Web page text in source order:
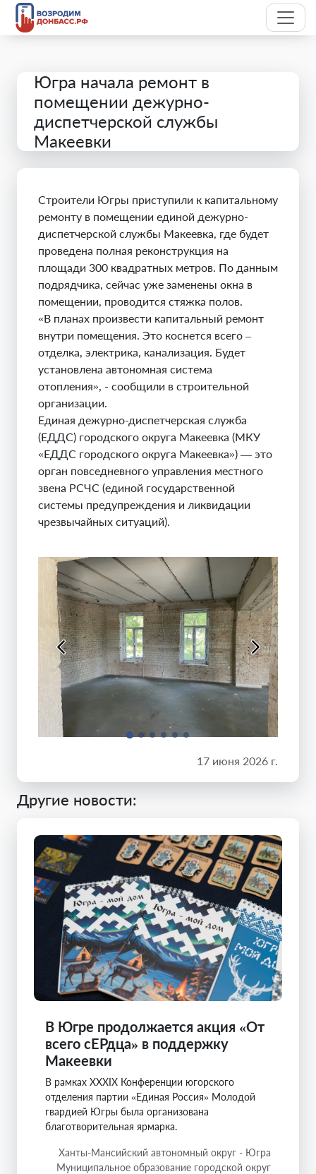
Югра начала ремонт в
помещении дежурно-
диспетчерской службы
Макеевки
Строители Югры приступили к капитальному
ремонту в помещении единой дежурно-
диспетчерской службы Макеевка, где будет
проведена полная реконструкция на
площади 300 квадратных метров. По данным
подрядчика, сейчас уже заменены окна в
помещении, проводится стяжка полов.
«В планах произвести капитальный ремонт
внутри помещения. Это коснется всего –
отделка, электрика, канализация. Будет
установлена автономная система
отопления», - сообщили в строительной
организации.
Единая дежурно-диспетчерская служба
(ЕДДС) городского округа Макеевка (МКУ
«ЕДДС городского округа Макеевка») — это
орган повседневного управления местного
звена РСЧС (единой государственной
системы предупреждения и ликвидации
чрезвычайных ситуаций).
17 июня 2026 г.
Другие новости:
В Югре продолжается акция «От
всего сЕРдца» в поддержку
Макеевки
В рамках XXXIX Конференции югорского
отделения партии «Единая Россия» Молодой
гвардией Югры была организована
благотворительная ярмарка.
Ханты-Мансийский автономный округ - Югра
Муниципальное образование городской округ